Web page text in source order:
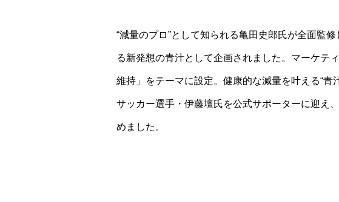
“減量のプロ”として知られる亀田史郎氏が全面監
る新発想の青汁として企画されました。マーケテ
維持」をテーマに設定。健康的な減量を叶える“
サッカー選手・伊藤壇氏を公式サポーターに迎え
めました。